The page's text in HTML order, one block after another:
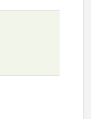
rozpoczyna